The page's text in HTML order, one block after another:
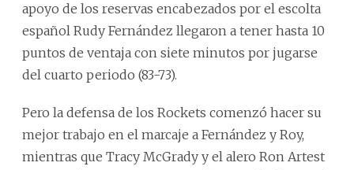
apoyo de los reservas encabezados por el escolta
español Rudy Fernández llegaron a tener hasta 10
puntos de ventaja con siete minutos por jugarse
del cuarto periodo (83-73).
Pero la defensa de los Rockets comenzó hacer su
mejor trabajo en el marcaje a Fernández y Roy,
mientras que Tracy McGrady y el alero Ron Artest